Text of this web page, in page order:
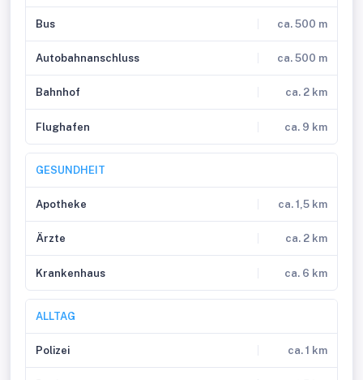
Bus ca. 500 m
Autobahnanschluss ca. 500 m
Bahnhof ca. 2 km
Flughafen ca. 9 km
GESUNDHEIT
Apotheke ca. 1,5 km
Ärzte ca. 2 km
Krankenhaus ca. 6 km
ALLTAG
Polizei ca. 1 km